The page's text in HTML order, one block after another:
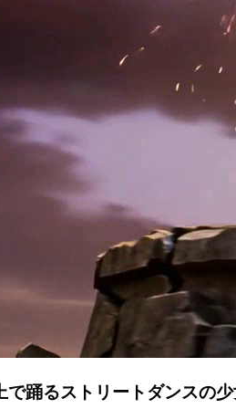
で踊るストリートダンスの